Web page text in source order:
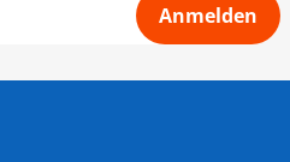
Anmelden